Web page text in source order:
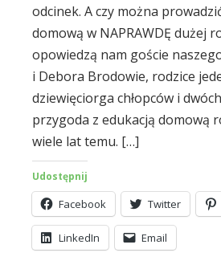
odcinek. A czy można
domową w NAPRAWDĘ dużej
opowiedzą nam goście
i Debora Brodowie, rodzice
dziewięciorga chłopców i
przygoda z edukacją domową
wiele lat temu. […]
Udostępnij
Facebook Twitter
LinkedIn Email